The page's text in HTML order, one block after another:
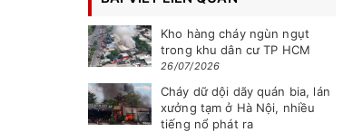
Kho hàng cháy ngùn ngụt
trong khu dân cư TP HCM
26/07/2026
Cháy dữ dội dãy quán bia, lán
xưởng tạm ở Hà Nội, nhiều
tiếng nổ phát ra